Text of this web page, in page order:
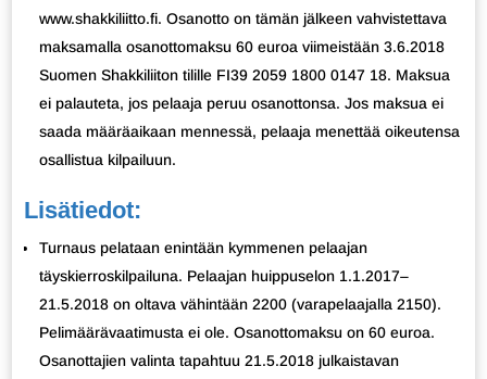
www.shakkiliitto.fi. Osanotto on tämän jälkeen vahvistettava
maksamalla osanottomaksu 60 euroa viimeistään 3.6.2018
Suomen Shakkiliiton tilille FI39 2059 1800 0147 18. Maksua
ei palauteta, jos pelaaja peruu osanottonsa. Jos maksua ei
saada määräaikaan mennessä, pelaaja menettää oikeutensa
osallistua kilpailuun.
Lisätiedot:
Turnaus pelataan enintään kymmenen pelaajan
täyskierroskilpailuna. Pelaajan huippuselon 1.1.2017–
21.5.2018 on oltava vähintään 2200 (varapelaajalla 2150).
Pelimäärävaatimusta ei ole. Osanottomaksu on 60 euroa.
Osanottajien valinta tapahtuu 21.5.2018 julkaistavan